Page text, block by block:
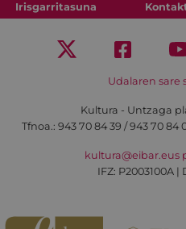
Irisgarritasuna
Udalaren sare
Kultura - Untzaga
Tfnoa.: 943 70 84 39 / 943 70 84
kultura@eibar.eus
IFZ: P2003100A |